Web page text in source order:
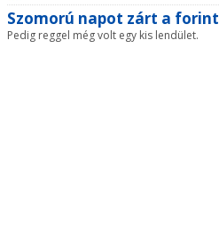
Szomorú napot zárt a forint
Pedig reggel még volt egy kis lendület.